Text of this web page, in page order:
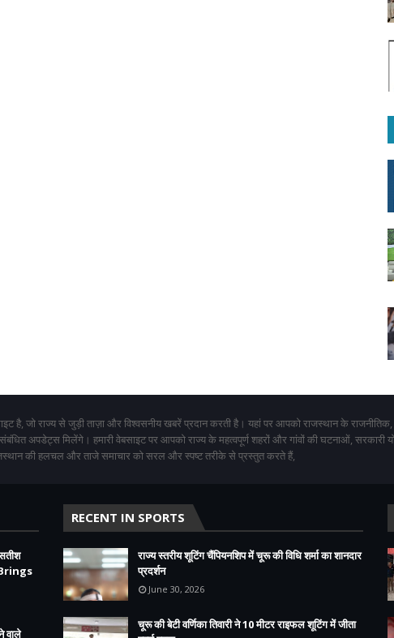
है, जो राज्य से जुड़ी ताज़ा और विश्वसनीय खबरें प्रदान करती है। यहां पर आपको राजस्थान के राजनीतिक,
अपडेट्स मिलेंगे। हमारी वेबसाइट पर आपको राज्य के महत्वपूर्ण शहरों और गांवों की घटनाओं, सरकारी
की हलचल और ताजे समाचार को सरल और स्पष्ट तरीके से प्रस्तुत करते हैं,
Brings
वाले
RECENT IN SPORTS
राज्य स्तरीय शूटिंग चैंपियनशिप में चूरू की विधि शर्मा का शानदार
प्रदर्शन
June 30, 2026
चूरू की बेटी वर्णिका तिवारी ने 10 मीटर राइफल शूटिंग में जीता